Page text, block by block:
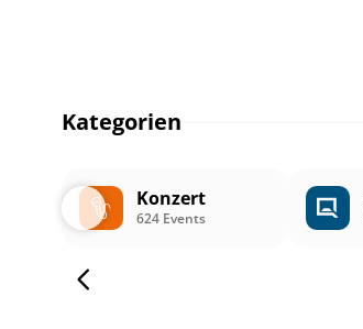
Kategorien
Konzert
624 Events